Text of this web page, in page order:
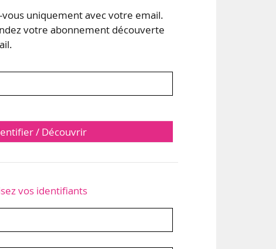
uniquement avec votre email.
votre abonnement découverte
/ Découvrir
vos identifiants